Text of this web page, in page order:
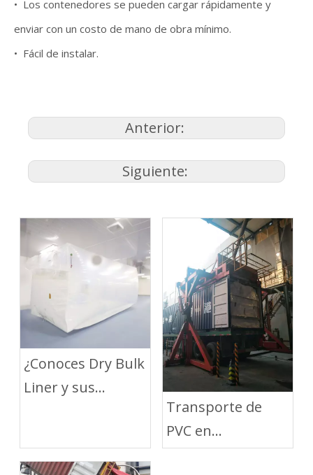
• Los contenedores se pueden cargar rápidamente y
enviar con un costo de mano de obra mínimo.
• Fácil de instalar.
Anterior:
Siguiente:
¿Conoces Dry Bulk
Liner y sus
Transporte de
PVC en
contenedores con